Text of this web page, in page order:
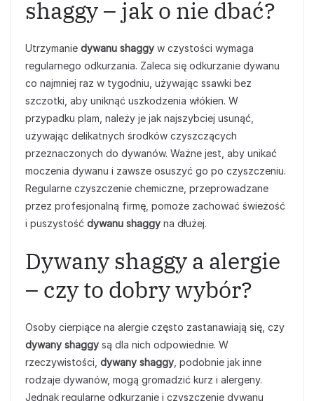
shaggy – jak o nie dbać?
Utrzymanie dywanu shaggy w czystości wymaga
regularnego odkurzania. Zaleca się odkurzanie dywanu
co najmniej raz w tygodniu, używając ssawki bez
szczotki, aby uniknąć uszkodzenia włókien. W
przypadku plam, należy je jak najszybciej usunąć,
używając delikatnych środków czyszczących
przeznaczonych do dywanów. Ważne jest, aby unikać
moczenia dywanu i zawsze osuszyć go po czyszczeniu.
Regularne czyszczenie chemiczne, przeprowadzane
przez profesjonalną firmę, pomoże zachować świeżość
i puszystość dywanu shaggy na dłużej.
Dywany shaggy a alergie
– czy to dobry wybór?
Osoby cierpiące na alergie często zastanawiają się, czy
dywany shaggy są dla nich odpowiednie. W
rzeczywistości, dywany shaggy , podobnie jak inne
rodzaje dywanów, mogą gromadzić kurz i alergeny.
Jednak regularne odkurzanie i czyszczenie dywanu